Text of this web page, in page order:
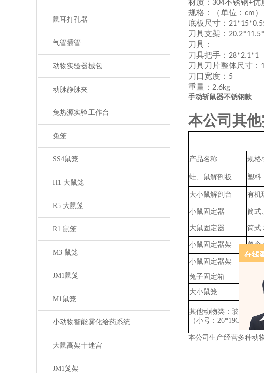
鼠耳打孔器
气管插管
动物实验器械包
动脉静脉夹
兔热源实验工作台
兔笼
SS4鼠笼
H1 大鼠笼
R5 大鼠笼
R1 鼠笼
M3 鼠笼
JM1鼠笼
M1鼠笼
小动物智能雾化给药系统
大鼠高架十迷宫
JM1笼架
材质： 304不锈钢+优
规格：（单位： cm）
底板尺寸：
刀具支架：
刀具：
刀具把手： 28*2.1*1
刀具刀片整体尺寸：
刀口宽度： 5
重量： 2.6kg
手动斩鼠器不锈钢款
本公司其他
产品名称 规格
蛙、鼠解剖板 塑料
大小鼠解剖台
有机
小鼠固定器 筒式
大鼠固定器 筒式
小鼠固定器架 单个
小鼠固定器架 含5
兔子固定箱
大小鼠笼
M1
其他动物类：玻璃分针
（小号： 26*19CM
本公司生产经营多种动